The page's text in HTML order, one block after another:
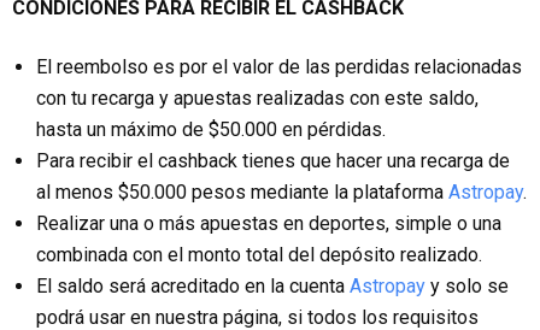
CONDICIONES PARA RECIBIR EL CASHBACK
El reembolso es por el valor de las perdidas relacionadas
con tu recarga y apuestas realizadas con este saldo,
hasta un máximo de $50.000 en pérdidas.
Para recibir el cashback tienes que hacer una recarga de
al menos $50.000 pesos mediante la plataforma Astropay.
Realizar una o más apuestas en deportes, simple o una
combinada con el monto total del depósito realizado.
El saldo será acreditado en la cuenta Astropay y solo se
podrá usar en nuestra página, si todos los requisitos